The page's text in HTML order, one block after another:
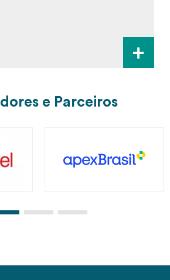
+
e Parceiros